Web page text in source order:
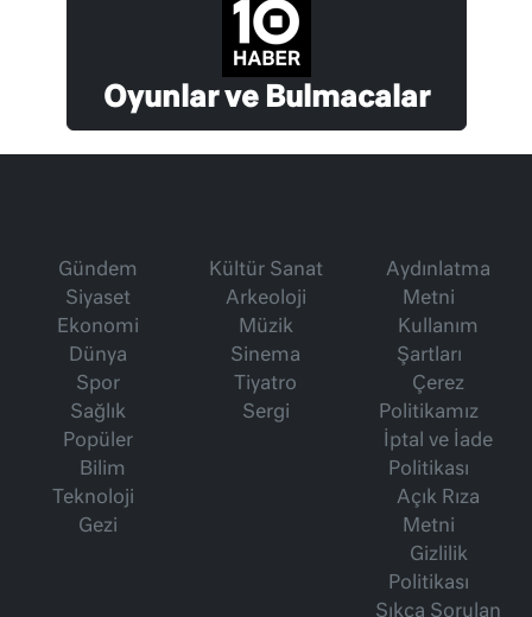
Oyunlar ve Bulmacalar
Gündem
Siyaset
Ekonomi
Dünya
Spor
Sağlık
Popüler
Bilim
Teknoloji
Gezi
Kültür Sanat
Arkeoloji
Müzik
Sinema
Tiyatro
Sergi
Aydınlatma
Metni
Kullanım
Şartları
Çerez
Politikamız
İptal ve İade
Politikası
Açık Rıza
Metni
Gizlilik
Politikası
Sıkça Sorulan